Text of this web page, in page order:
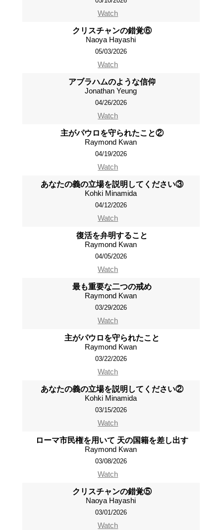
Watch
クリスチャンの錯覚⑥
Naoya Hayashi
05/03/2026
Watch
アブラハムのような信仰
Jonathan Yeung
04/26/2026
Watch
主がパウロを守られたこと②
Raymond Kwan
04/19/2026
Watch
あなたの義の立場を説明してください③
Kohki Minamida
04/12/2026
Watch
復活を弁明すること
Raymond Kwan
04/05/2026
Watch
最も重要な二つの戒め
Raymond Kwan
03/29/2026
Watch
主がパウロを守られたこと
Raymond Kwan
03/22/2026
Watch
あなたの義の立場を説明してください②
Kohki Minamida
03/15/2026
Watch
ローマ市民権を用いて 天の国籍を差し出す
Raymond Kwan
03/08/2026
Watch
クリスチャンの錯覚⑤
Naoya Hayashi
03/01/2026
Watch